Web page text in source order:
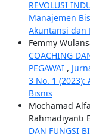
REVOLUSI
Manajemen
Akuntansi dan
Femmy
COACHING
PEGAWAI ,
3 No. 1
Bisnis
Mochamad
Rahmadiyanti
DAN FUNGSI